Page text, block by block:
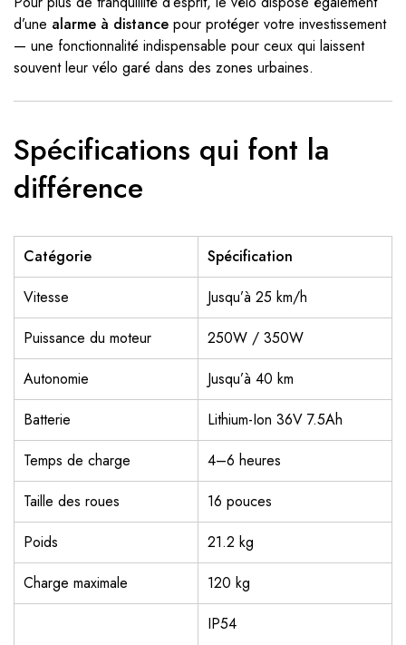
d’une alarme à distance pour protéger votre investissement
— une fonctionnalité indispensable pour ceux qui laissent
souvent leur vélo garé dans des zones urbaines.
Spécifications qui font la
différence
Catégorie
Spécification
Vitesse
Jusqu’à 25 km/h
Puissance du moteur
250W / 350W
Autonomie
Jusqu’à 40 km
Batterie
Lithium-Ion 36V 7.5Ah
Temps de charge
4–6 heures
Taille des roues
16 pouces
Poids
21.2 kg
Charge maximale
120 kg
IP54